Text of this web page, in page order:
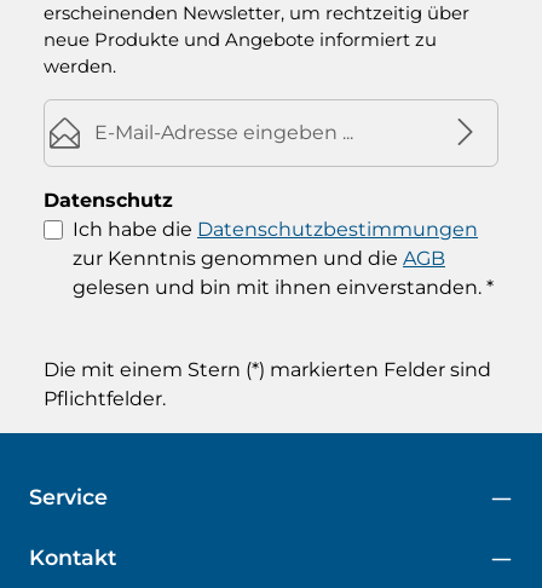
erscheinenden Newsletter, um rechtzeitig über
neue Produkte und Angebote informiert zu
werden.
E-Mail-Adresse*
Datenschutz
Ich habe die Datenschutzbestimmungen
zur Kenntnis genommen und die AGB
gelesen und bin mit ihnen einverstanden. *
Die mit einem Stern (*) markierten Felder sind
Pflichtfelder.
Kontakt
Service